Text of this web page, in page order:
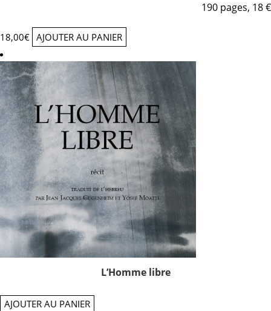
190 pages, 18 €
18,00€ AJOUTER AU PANIER
L’Homme libre
AJOUTER AU PANIER